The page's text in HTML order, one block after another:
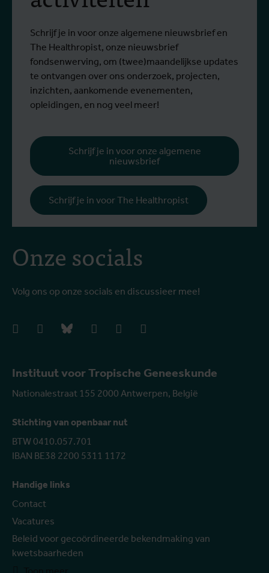
Instituut voor Tropische Geneeskunde
Nationalestraat 155 2000 Antwerpen, België
Stichting van openbaar nut
BTW 0410.057.701
IBAN BE38 2200 5311 1172
Handige links
Contact
Vacatures
Beleid voor gecoördineerde bekendmaking van
kwetsbaarheden
Onze socials
Volg ons op onze socials en discussieer mee!
facebookinstagrambluesky linkedIn youtube
Schrijf je in voor onze algemene nieuwsbrief en
The Healthropist, onze nieuwsbrief
fondsenwerving, om (twee)maandelijkse updates
te ontvangen over ons onderzoek, projecten,
inzichten, aankomende evenementen,
opleidingen, en nog veel meer!
Schrijf je in voor onze algemene
nieuwsbrief
Schrijf je in voor The Healthropist